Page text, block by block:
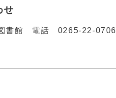
せ
図書館 電話 0265-22-0706